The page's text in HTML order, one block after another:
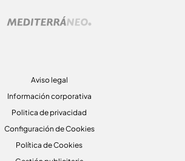
Aviso legal
Información corporativa
Politica de privacidad
Configuración de Cookies
Política de Cookies